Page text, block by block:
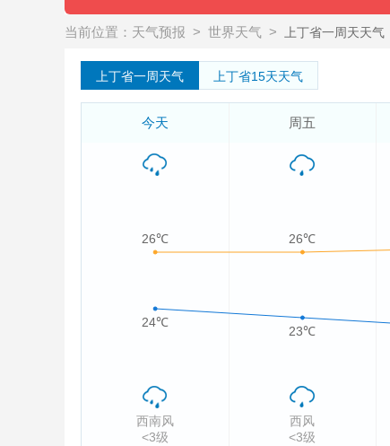
当前位置： 天气预报 > 世界天气 > 上丁省一周天天气
上丁省一周天气 上丁省15天天气
今天 周五
26℃ 26℃
24℃
23℃
西南风 西风
<3级
<3级